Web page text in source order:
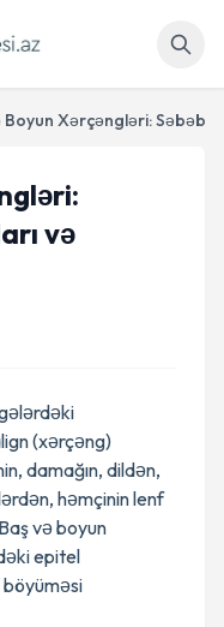
və
(xərçəng)
damağın, dildən,
həmçinin lenf
və boyun
epitel